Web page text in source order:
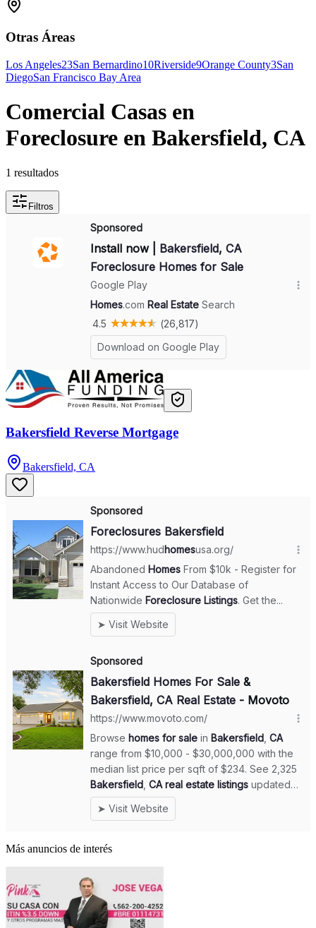
Otras Áreas
Los Angeles23San Bernardino10Riverside9Orange County3San
DiegoSan Francisco Bay Area
Comercial Casas en
Foreclosure en Bakersfield, CA
1 resultados
Filtros
Bakersfield Reverse Mortgage
Bakersfield, CA
Más anuncios de interés